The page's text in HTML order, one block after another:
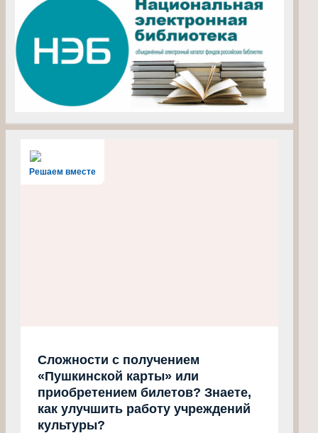
Решаем вместе
Сложности с получением
«Пушкинской карты» или
приобретением билетов? Знаете,
как улучшить работу учреждений
культуры?